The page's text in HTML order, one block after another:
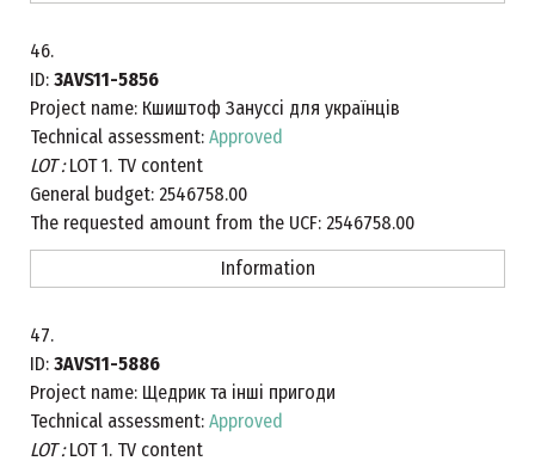
46.
ID: 3AVS11-5856
Project name: Кшиштоф Зануссі для українців
Technical assessment: Approved
LOT :LOT 1. TV content
General budget: 2546758.00
The requested amount from the UCF: 2546758.00
Information
47.
ID: 3AVS11-5886
Project name: Щедрик та інші пригоди
Technical assessment: Approved
LOT :LOT 1. TV content